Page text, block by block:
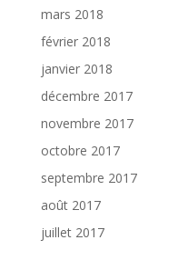
mars 2018
février 2018
janvier 2018
décembre 2017
novembre 2017
octobre 2017
septembre 2017
août 2017
juillet 2017